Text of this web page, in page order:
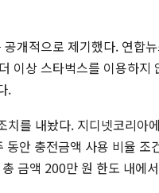
개적으로 제기했다. 연합
이상 스타벅스를 이용하지
.
치를 내놨다. 지디넷코리아
안 충전금액 사용 비율 조
금액 200만 원 한도 내에